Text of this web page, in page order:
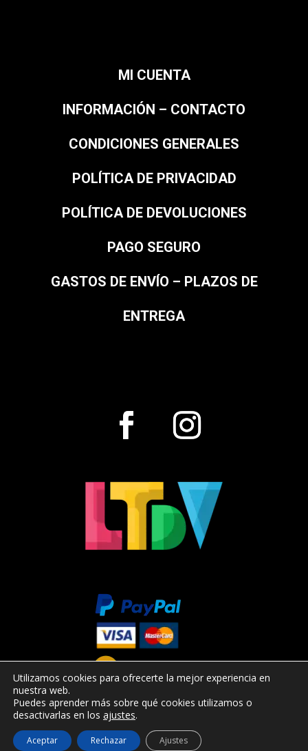
MI CUENTA
INFORMACIÓN – CONTACTO
CONDICIONES GENERALES
POLÍTICA DE PRIVACIDAD
POLÍTICA DE DEVOLUCIONES
PAGO SEGURO
GASTOS DE ENVÍO – PLAZOS DE
ENTREGA
Utilizamos cookies para ofrecerte la mejor experiencia en
nuestra web.
Puedes aprender más sobre qué cookies utilizamos o
desactivarlas en los ajustes.
Aceptar Rechazar Ajustes